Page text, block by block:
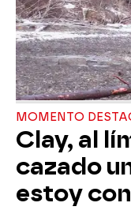
MOMENTO
Clay, al
cazado
estoy